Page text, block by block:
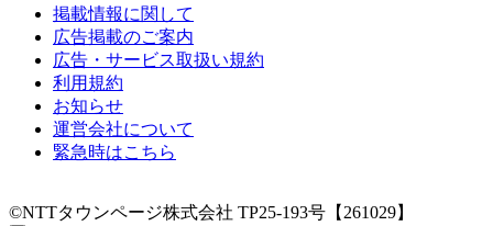
掲載情報に関して
広告掲載のご案内
広告・サービス取扱い規約
利用規約
お知らせ
運営会社について
緊急時はこちら
©NTTタウンページ株式会社 TP25-193号【261029】